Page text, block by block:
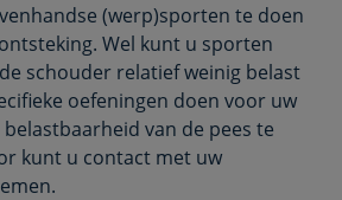
(werp)sporten te doen
Wel kunt u sporten
schouder relatief weinig belast
oefeningen doen voor uw
van de pees te
kunt u contact met uw